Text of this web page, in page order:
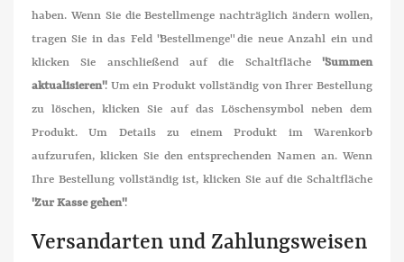
haben. Wenn Sie die Bestellmenge nachträglich ändern wollen,
tragen Sie in das Feld "Bestellmenge" die neue Anzahl ein und
klicken Sie anschließend auf die Schaltfläche "Summen
aktualisieren". Um ein Produkt vollständig von Ihrer Bestellung
zu löschen, klicken Sie auf das Löschensymbol neben dem
Produkt. Um Details zu einem Produkt im Warenkorb
aufzurufen, klicken Sie den entsprechenden Namen an. Wenn
Ihre Bestellung vollständig ist, klicken Sie auf die Schaltfläche
"Zur Kasse gehen".
Versandarten und Zahlungsweisen